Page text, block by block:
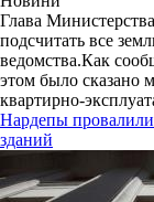
Глава
подсчитать все
ведомства.Как
этом было сказано
квартирно-
Нардепы провалили
зданий